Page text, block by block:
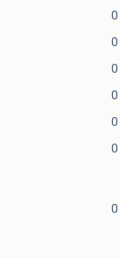
0
0
0
0
0
0
0